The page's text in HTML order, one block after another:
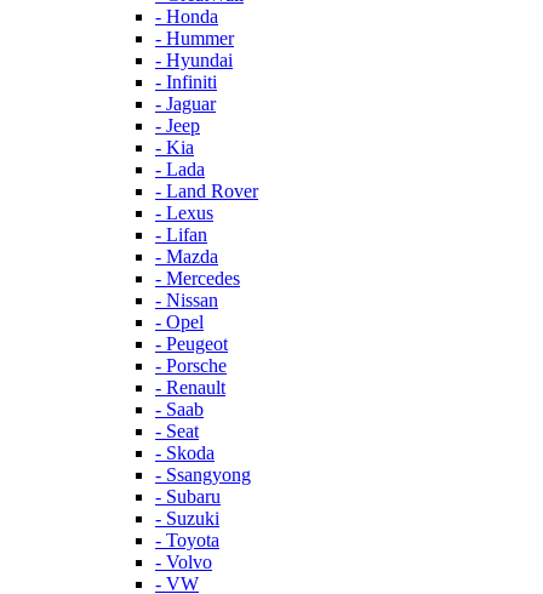
- Honda
- Hummer
- Hyundai
- Infiniti
- Jaguar
- Jeep
- Kia
- Lada
- Land Rover
- Lexus
- Lifan
- Mazda
- Mercedes
- Nissan
- Opel
- Peugeot
- Porsche
- Renault
- Saab
- Seat
- Skoda
- Ssangyong
- Subaru
- Suzuki
- Toyota
- Volvo
- VW